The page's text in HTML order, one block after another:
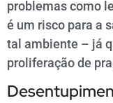
problemas como
é um risco para a
tal ambiente – já
proliferação de